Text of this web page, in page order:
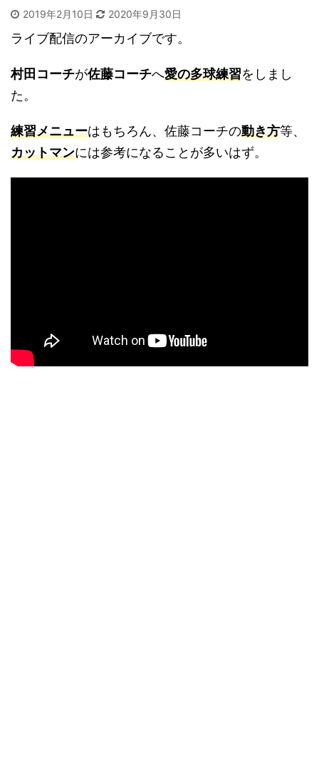
2019年2月10日 2020年9月30日
ライブ配信のアーカイブです。
村田コーチが佐藤コーチへ愛の多球練習をしまし
た。
練習メニューはもちろん、佐藤コーチの動き方等、
カットマンには参考になることが多いはず。